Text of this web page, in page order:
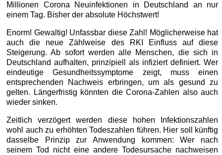
Millionen Corona Neuinfektionen in Deutschland an nur
einem Tag. Bisher der absolute Höchstwert!
Enorm! Gewaltig! Unfassbar diese Zahl! Möglicherweise hat
auch die neue Zählweise des RKI Einfluss auf diese
Steigerung. Ab sofort werden alle Menschen, die sich in
Deutschland aufhalten, prinzipiell als infiziert definiert. Wer
eindeutige Gesundheitssymptome zeigt, muss einen
entsprechenden Nachweis erbringen, um als gesund zu
gelten. Längerfristig könnten die Corona-Zahlen also auch
wieder sinken.
Zeitlich verzögert werden diese hohen Infektionszahlen
wohl auch zu erhöhten Todeszahlen führen. Hier soll künftig
dasselbe Prinzip zur Anwendung kommen: Wer nach
seinem Tod nicht eine andere Todesursache nachweisen